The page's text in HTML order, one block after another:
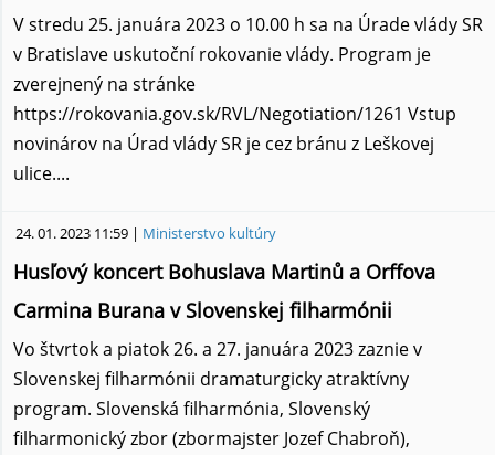
V stredu 25. januára 2023 o 10.00 h sa na Úrade vlády SR
v Bratislave uskutoční rokovanie vlády. Program je
zverejnený na stránke
https://rokovania.gov.sk/RVL/Negotiation/1261 Vstup
novinárov na Úrad vlády SR je cez bránu z Leškovej
ulice....
24. 01. 2023 11:59 | Ministerstvo kultúry
Husľový koncert Bohuslava Martinů a Orffova
Carmina Burana v Slovenskej filharmónii
Vo štvrtok a piatok 26. a 27. januára 2023 zaznie v
Slovenskej filharmónii dramaturgicky atraktívny
program. Slovenská filharmónia, Slovenský
filharmonický zbor (zbormajster Jozef Chabroň),